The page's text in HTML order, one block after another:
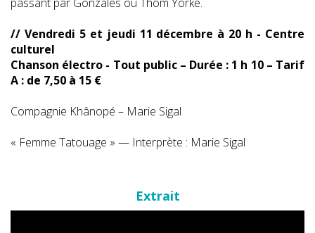
// Vendredi 5 et jeudi 11 décembre à 20 h - Centre
culturel
Chanson électro - Tout public – Durée : 1 h 10 – Tarif
A : de 7,50 à 15 €
Compagnie Khânopé – Marie Sigal
« Femme Tatouage » — Interprète : Marie Sigal
Extrait